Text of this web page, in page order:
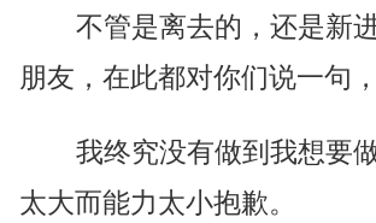
不管是离去的，还是新
朋友，在此都对你们说一句，
我终究没有做到我想要
太大而能力太小抱歉。